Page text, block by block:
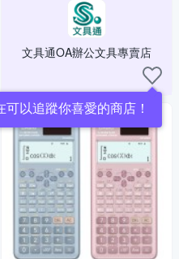
文具通OA辦公文具專賣店
可以追蹤你喜愛的商店！